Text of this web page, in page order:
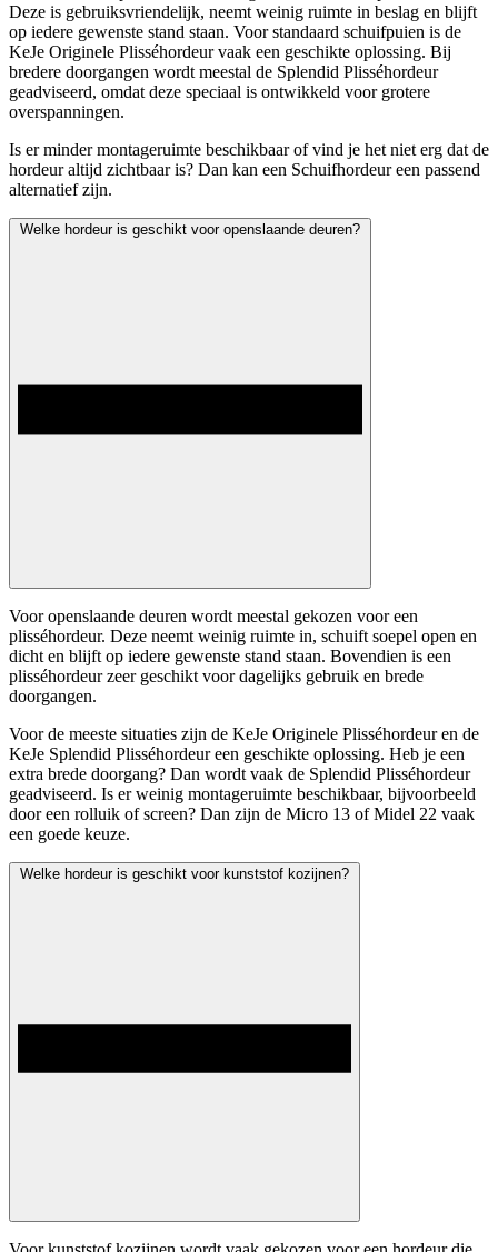
Deze is gebruiksvriendelijk, neemt weinig ruimte in beslag en blijft
op iedere gewenste stand staan. Voor standaard schuifpuien is de
KeJe Originele Plisséhordeur vaak een geschikte oplossing. Bij
bredere doorgangen wordt meestal de Splendid Plisséhordeur
geadviseerd, omdat deze speciaal is ontwikkeld voor grotere
overspanningen.
Is er minder montageruimte beschikbaar of vind je het niet erg dat de
hordeur altijd zichtbaar is? Dan kan een Schuifhordeur een passend
alternatief zijn.
Welke hordeur is geschikt voor openslaande deuren?
Voor openslaande deuren wordt meestal gekozen voor een
plisséhordeur. Deze neemt weinig ruimte in, schuift soepel open en
dicht en blijft op iedere gewenste stand staan. Bovendien is een
plisséhordeur zeer geschikt voor dagelijks gebruik en brede
doorgangen.
Voor de meeste situaties zijn de KeJe Originele Plisséhordeur en de
KeJe Splendid Plisséhordeur een geschikte oplossing. Heb je een
extra brede doorgang? Dan wordt vaak de Splendid Plisséhordeur
geadviseerd. Is er weinig montageruimte beschikbaar, bijvoorbeeld
door een rolluik of screen? Dan zijn de Micro 13 of Midel 22 vaak
een goede keuze.
Welke hordeur is geschikt voor kunststof kozijnen?